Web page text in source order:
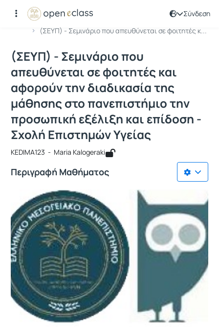
Σύνδεση
Αρχική Σελίδα
(ΣΕΥΠ) - Σεμινάριο που απευθύνεται σε φοιτητές κ...
Μάθημα : (ΣΕΥΠ) - Σεμινάριο που
Κωδικός : KEDIMA123
(ΣΕΥΠ) - Σεμινάριο που
απευθύνεται σε φοιτητές και
αφορούν την διαδικασία της
μάθησης στο πανεπιστήμιο την
προσωπική εξέλιξη και επίδοση -
Σχολή Επιστημών Υγείας
KEDIMA123 - Maria Kalogeraki
Περιγραφή Μαθήματος